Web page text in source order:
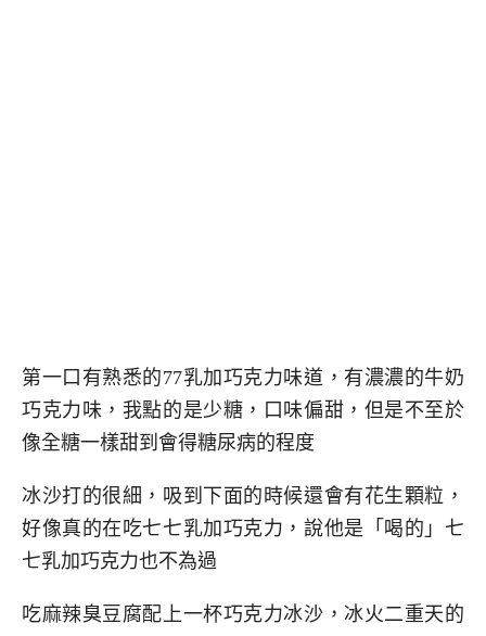
第一口有熟悉的77乳加巧克力味道，有濃濃的牛奶
巧克力味，我點的是少糖，口味偏甜，但是不至於
像全糖一樣甜到會得糖尿病的程度
冰沙打的很細，吸到下面的時候還會有花生顆粒，
好像真的在吃七七乳加巧克力，說他是「喝的」七
七乳加巧克力也不為過
吃麻辣臭豆腐配上一杯巧克力冰沙，冰火二重天的